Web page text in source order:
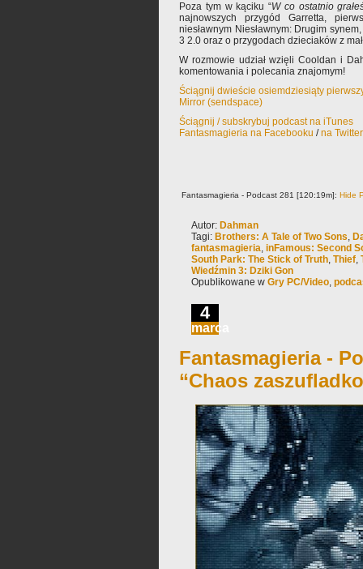
Poza tym w kąciku “W co ostatnio
najnowszych przygód Garretta,
niesławnym Niesławnym: Drugim
3 2.0 oraz o przygodach dzieciaków z
W rozmowie udział wzięli Cooldan i
komentowania i polecania znajomym!
Ściągnij dwieście osiemdziesiąty
Mirror (sendspace)
Ściągnij / subskrybuj podcast na iTunes
Fantasmagieria na Facebooku /na
Fantasmagieria - Podcast 281 [120:19m]: Hide
Autor: Dahman
Tagi: Brothers: A Tale of Two Sons,
fantasmagieria, inFamous: Second
South Park: The Stick of Truth, Thief,
Wiedźmin 3: Dziki Gon
Opublikowane w Gry PC/Video,
4
marca
Fantasmagieria -
“Chaos